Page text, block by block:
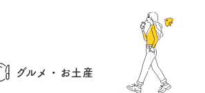
グルメ・お土産